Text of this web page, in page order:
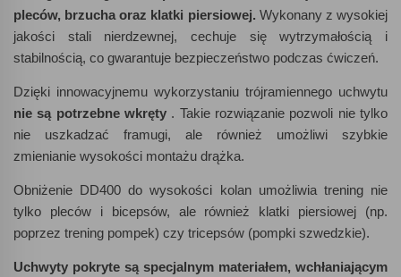
pleców, brzucha oraz klatki piersiowej. Wykonany z wysokiej
jakości stali nierdzewnej, cechuje się wytrzymałością i
stabilnością, co gwarantuje bezpieczeństwo podczas ćwiczeń.
Dzięki innowacyjnemu wykorzystaniu trójramiennego uchwytu
nie są potrzebne wkręty . Takie rozwiązanie pozwoli nie tylko
nie uszkadzać framugi, ale również umożliwi szybkie
zmienianie wysokości montażu drążka.
Obniżenie DD400 do wysokości kolan umożliwia trening nie
tylko pleców i bicepsów, ale również klatki piersiowej (np.
poprzez trening pompek) czy tricepsów (pompki szwedzkie).
Uchwyty pokryte są specjalnym materiałem, wchłaniającym